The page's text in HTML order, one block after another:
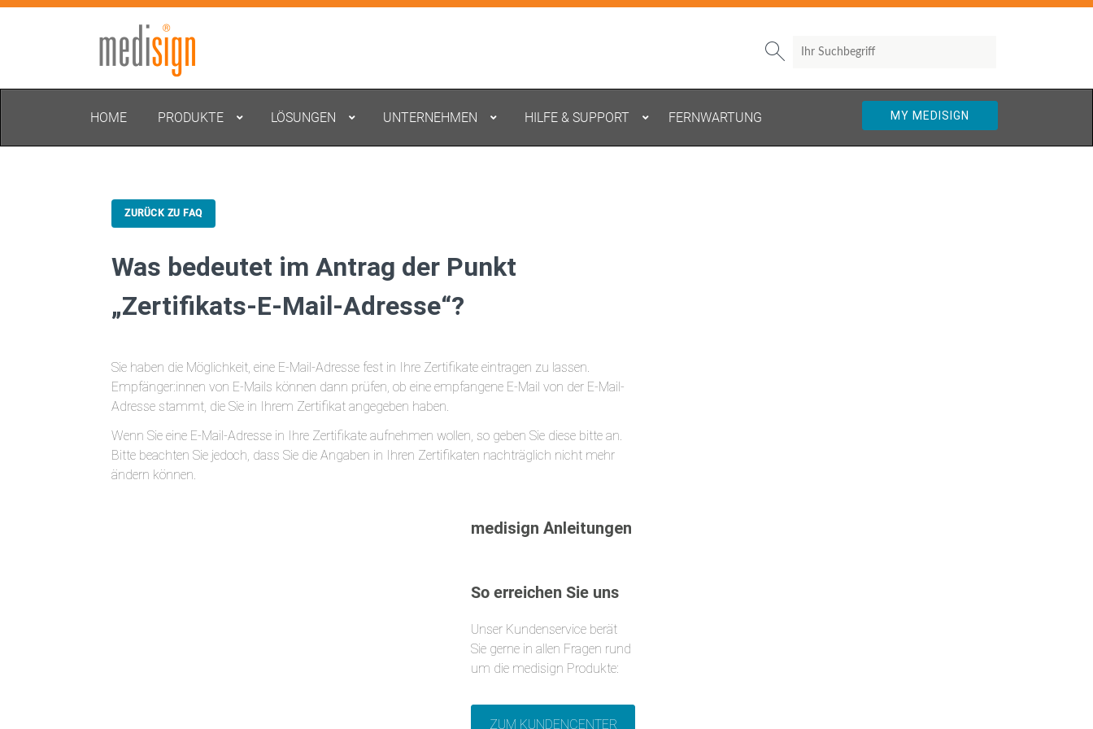
 Search
HOME PRODUKTE LÖSUNGEN UNTERNEHMEN HILFE & SUPPORT FERNWARTUNG MY MEDISIGN
ZURÜCK ZU FAQ
Was bedeutet im Antrag der Punkt
„Zertifikats-E-Mail-Adresse“?
Sie haben die Möglichkeit, eine E-Mail-Adresse fest in Ihre Zertifikate eintragen zu lassen.
Empfänger:innen von E-Mails können dann prüfen, ob eine empfangene E-Mail von der E-Mail-
Adresse stammt, die Sie in Ihrem Zertifikat angegeben haben.
Wenn Sie eine E-Mail-Adresse in Ihre Zertifikate aufnehmen wollen, so geben Sie diese bitte an.
Bitte beachten Sie jedoch, dass Sie die Angaben in Ihren Zertifikaten nachträglich nicht mehr
ändern können.
medisign Anleitungen
So erreichen Sie uns
Unser Kundenservice berät
Sie gerne in allen Fragen rund
um die medisign Produkte:
ZUM KUNDENCENTER